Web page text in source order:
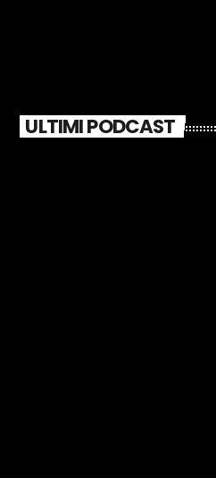
ULTIMI PODCAST